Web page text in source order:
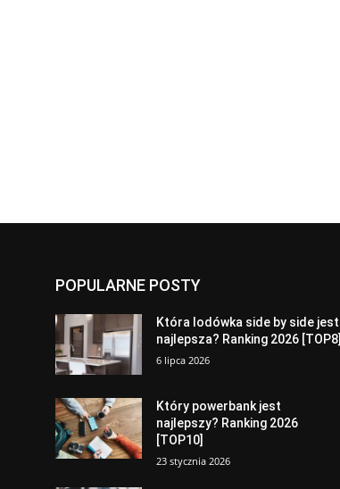
POPULARNE POSTY
Która lodówka side by side jest
najlepsza? Ranking 2026 [TOP8]
6 lipca 2026
Który powerbank jest
najlepszy? Ranking 2026
[TOP10]
23 stycznia 2026